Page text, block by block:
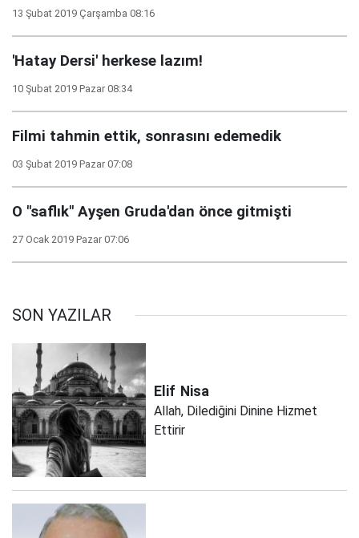
13 Şubat 2019 Çarşamba 08:16
'Hatay Dersi' herkese lazım!
10 Şubat 2019 Pazar 08:34
Filmi tahmin ettik, sonrasını edemedik
03 Şubat 2019 Pazar 07:08
O "saflık" Ayşen Gruda'dan önce gitmişti
27 Ocak 2019 Pazar 07:06
SON YAZILAR
Elif Nisa
Allah, Dilediğini Dinine Hizmet
Ettirir